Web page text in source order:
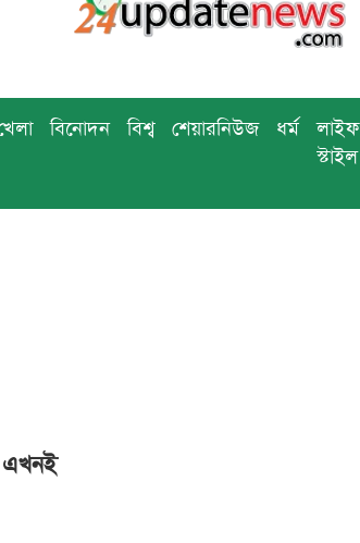
বিনোদন বিশ্ব শেয়ারনিউজ ধর্ম
লাইফ
স্টাইল
এখনই